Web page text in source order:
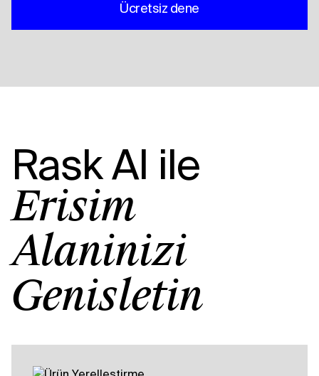
Ücretsiz dene
Rask AI ile
Erişim
Alanınızı
Genişletin